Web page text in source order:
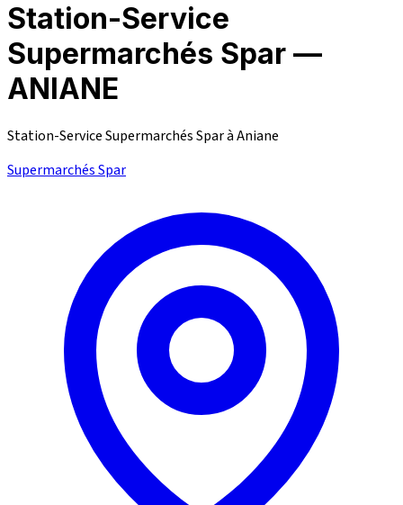
Station-Service
Supermarchés Spar —
ANIANE
Station-Service Supermarchés Spar à Aniane
Supermarchés Spar